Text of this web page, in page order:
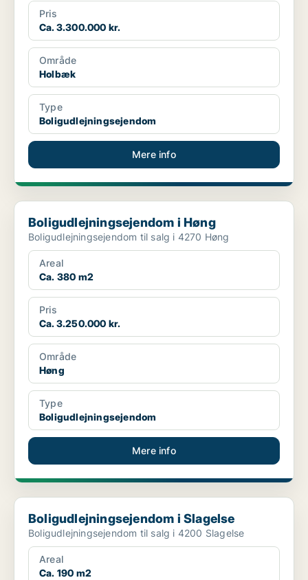
Pris
Ca. 3.300.000 kr.
Område
Holbæk
Type
Boligudlejningsejendom
Mere info
Boligudlejningsejendom i Høng
Boligudlejningsejendom i Høng
Boligudlejningsejendom til salg i 4270 Høng
Areal
Ca. 380 m2
Pris
Ca. 3.250.000 kr.
Område
Høng
Type
Boligudlejningsejendom
Mere info
Boligudlejningsejendom i Slagelse
Boligudlejningsejendom i Slagelse
Boligudlejningsejendom til salg i 4200 Slagelse
Areal
Ca. 190 m2